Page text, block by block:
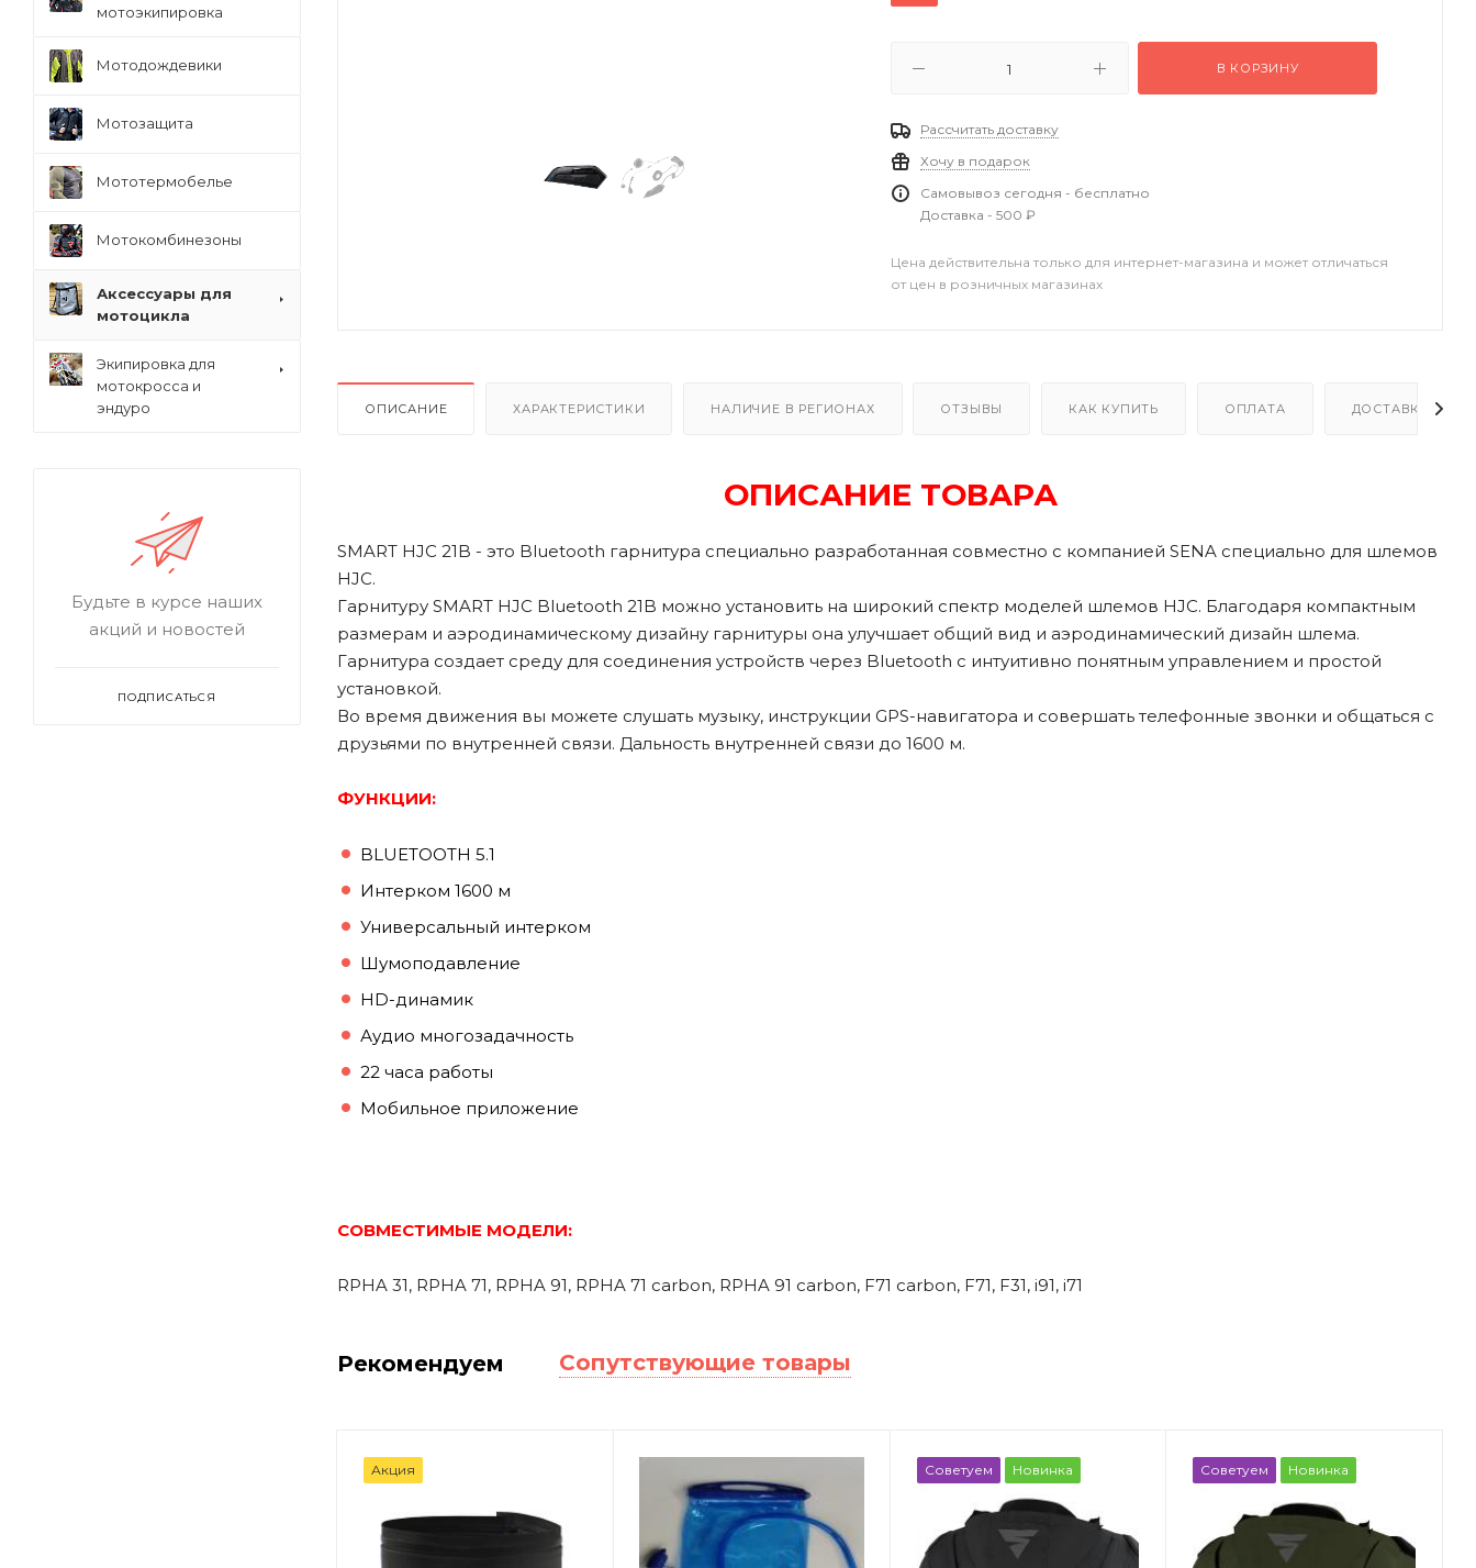
В КОРЗИНУ
Рассчитать доставку
Хочу в подарок
Самовывоз сегодня - бесплатно
Доставка - 500 ₽
Цена действительна только для интернет-магазина и может отличаться
от цен в розничных магазинах
ОПИСАНИЕ ХАРАКТЕРИСТИКИ НАЛИЧИЕ В РЕГИОНАХ ОТЗЫВЫ КАК КУПИТЬ ОПЛАТА ДОСТАВКА
ОПИСАНИЕ ТОВАРА
SMART HJC 21B - это Bluetooth гарнитура специально разработанная совместно с компанией SENA специально для шлемов
HJC.
Гарнитуру SMART HJC Bluetooth 21B можно установить на широкий спектр моделей шлемов HJC. Благодаря компактным
размерам и аэродинамическому дизайну гарнитуры она улучшает общий вид и аэродинамический дизайн шлема.
Гарнитура создает среду для соединения устройств через Bluetooth с интуитивно понятным управлением и простой
установкой.
Во время движения вы можете слушать музыку, инструкции GPS-навигатора и совершать телефонные звонки и общаться с
друзьями по внутренней связи. Дальность внутренней связи до 1600 м.
ФУНКЦИИ:
BLUETOOTH 5.1
Интерком 1600 м
Универсальный интерком
Шумоподавление
HD-динамик
Аудио многозадачность
22 часа работы
Мобильное приложение
СОВМЕСТИМЫЕ МОДЕЛИ:
RPHA 31, RPHA 71, RPHA 91, RPHA 71 carbon, RPHA 91 carbon, F71 carbon, F71, F31, i91, i71
Рекомендуем Сопутствующие товары
Акция Советуем Новинка Советуем Новинка
мотоэкипировка
Мотодождевики
Мотозащита
Мототермобелье
Мотокомбинезоны
Аксессуары для
мотоцикла
Экипировка для
мотокросса и
эндуро
Будьте в курсе наших
акций и новостей
ПОДПИСАТЬСЯ